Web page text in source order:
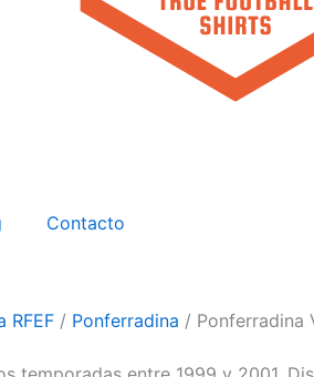
Contacto
RFEF / Ponferradina / Ponferradina